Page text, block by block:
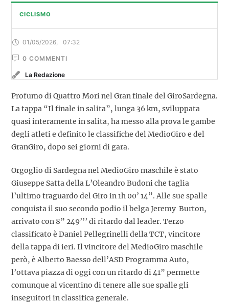
CICLISMO
01/05/2026 07:32
0 COMMENTI
La Redazione
Profumo di Quattro Mori nel Gran finale del GiroSardegna.
La tappa “Il finale in salita”, lunga 36 km, sviluppata
quasi interamente in salita, ha messo alla prova le gambe
degli atleti e definito le classifiche del MedioGiro e del
GranGiro, dopo sei giorni di gara.
Orgoglio di Sardegna nel MedioGiro maschile è stato
Giuseppe Satta della L’Oleandro Budoni che taglia
l’ultimo traguardo del Giro in 1h 00’ 14”. Alle sue spalle
conquista il suo secondo podio il belga Jeremy Burton,
arrivato con 8” 249’’’ di ritardo dal leader. Terzo
classificato è Daniel Pellegrinelli della TCT, vincitore
della tappa di ieri. Il vincitore del MedioGiro maschile
però, è Alberto Baesso dell’ASD Programma Auto,
l’ottava piazza di oggi con un ritardo di 41” permette
comunque al vicentino di tenere alle sue spalle gli
inseguitori in classifica generale.